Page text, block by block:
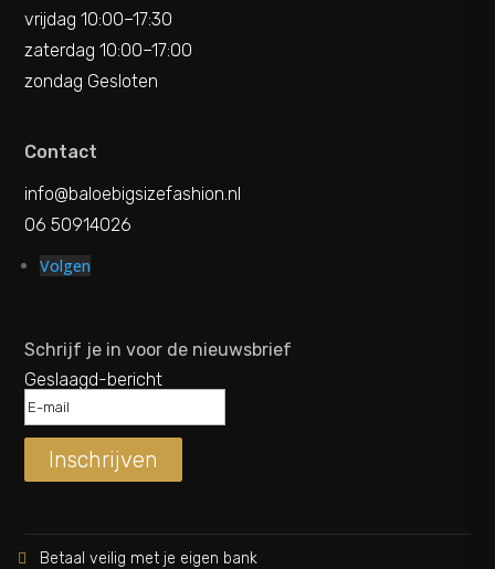
vrijdag 10:00–17:30
zaterdag 10:00–17:00
zondag Gesloten
Contact
info@baloebigsizefashion.nl
06 50914026
Volgen
Schrijf je in voor de nieuwsbrief
Geslaagd-bericht
Inschrijven
 Betaal veilig met je eigen bank